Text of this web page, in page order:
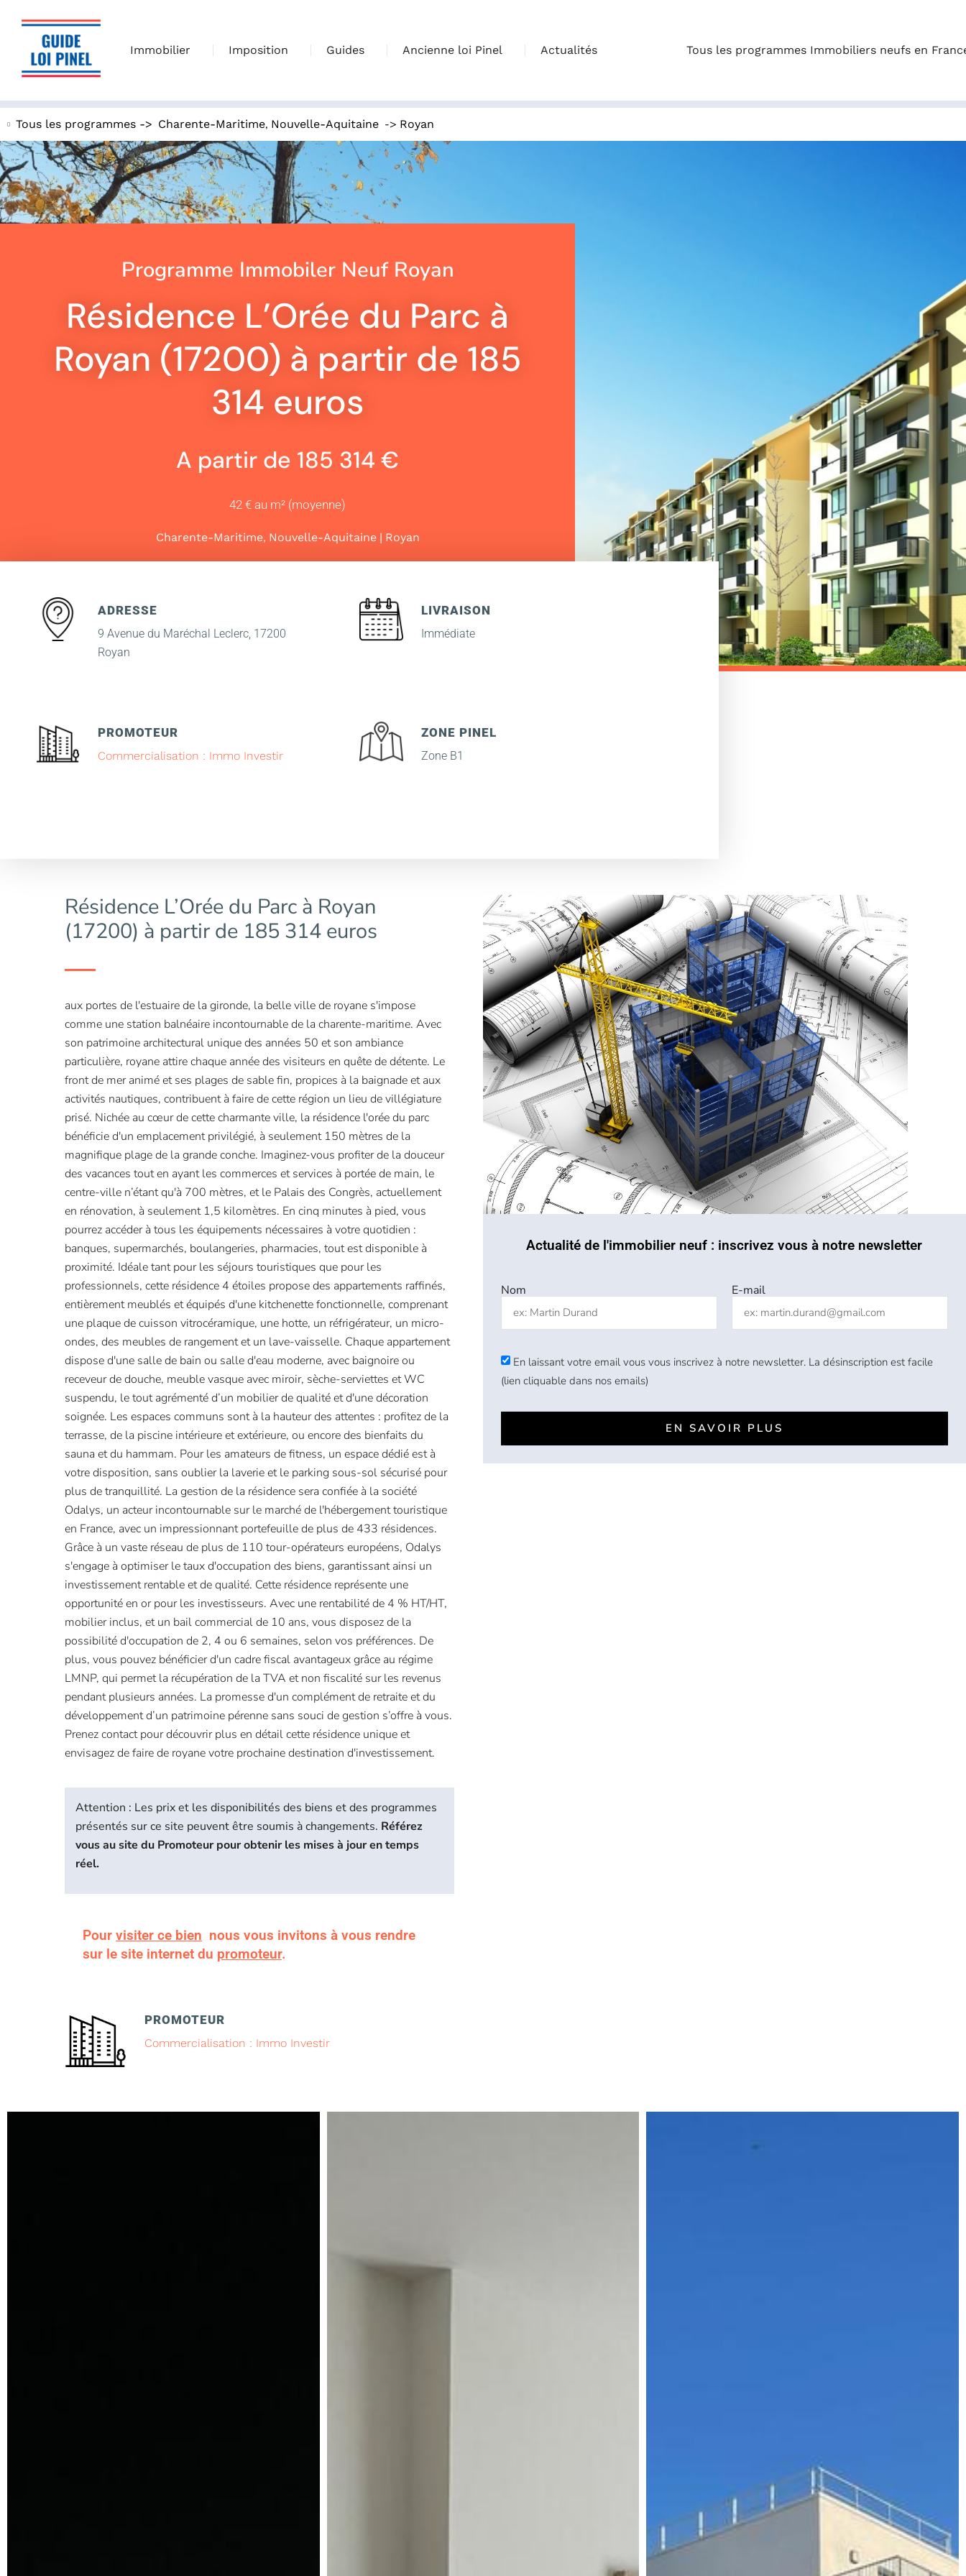
Immobilier Imposition Guides Ancienne loi Pinel Actualités Tous les programmes Immobiliers neufs en
Tous les programmes -> Charente-Maritime, Nouvelle-Aquitaine -> Royan
Programme Immobiler Neuf Royan
Résidence L’Orée du Parc à
Royan (17200) à partir de 185
314 euros
A partir de 185 314 €
42 € au m² (moyenne)
Charente-Maritime, Nouvelle-Aquitaine| Royan
ADRESSE
9 Avenue du Maréchal Leclerc, 17200
Royan
LIVRAISON
Immédiate
PROMOTEUR
Commercialisation : Immo Investir
ZONE PINEL
Zone B1
Résidence L’Orée du Parc à Royan
(17200) à partir de 185 314 euros
aux portes de l'estuaire de la gironde, la belle ville de royane s'impose
comme une station balnéaire incontournable de la charente-maritime. Avec
son patrimoine architectural unique des années 50 et son ambiance
particulière, royane attire chaque année des visiteurs en quête de détente. Le
front de mer animé et ses plages de sable fin, propices à la baignade et aux
activités nautiques, contribuent à faire de cette région un lieu de villégiature
prisé. Nichée au cœur de cette charmante ville, la résidence l'orée du parc
bénéficie d'un emplacement privilégié, à seulement 150 mètres de la
magnifique plage de la grande conche. Imaginez-vous profiter de la douceur
des vacances tout en ayant les commerces et services à portée de main, le
centre-ville n’étant qu'à 700 mètres, et le Palais des Congrès, actuellement
en rénovation, à seulement 1,5 kilomètres. En cinq minutes à pied, vous
pourrez accéder à tous les équipements nécessaires à votre quotidien :
banques, supermarchés, boulangeries, pharmacies, tout est disponible à
proximité. Idéale tant pour les séjours touristiques que pour les
professionnels, cette résidence 4 étoiles propose des appartements raffinés,
entièrement meublés et équipés d'une kitchenette fonctionnelle, comprenant
une plaque de cuisson vitrocéramique, une hotte, un réfrigérateur, un micro-
ondes, des meubles de rangement et un lave-vaisselle. Chaque appartement
dispose d'une salle de bain ou salle d'eau moderne, avec baignoire ou
receveur de douche, meuble vasque avec miroir, sèche-serviettes et WC
suspendu, le tout agrémenté d’un mobilier de qualité et d'une décoration
soignée. Les espaces communs sont à la hauteur des attentes : profitez de la
terrasse, de la piscine intérieure et extérieure, ou encore des bienfaits du
sauna et du hammam. Pour les amateurs de fitness, un espace dédié est à
votre disposition, sans oublier la laverie et le parking sous-sol sécurisé pour
plus de tranquillité. La gestion de la résidence sera confiée à la société
Odalys, un acteur incontournable sur le marché de l'hébergement touristique
en France, avec un impressionnant portefeuille de plus de 433 résidences.
Grâce à un vaste réseau de plus de 110 tour-opérateurs européens, Odalys
s'engage à optimiser le taux d'occupation des biens, garantissant ainsi un
investissement rentable et de qualité. Cette résidence représente une
opportunité en or pour les investisseurs. Avec une rentabilité de 4 % HT/HT,
mobilier inclus, et un bail commercial de 10 ans, vous disposez de la
possibilité d'occupation de 2, 4 ou 6 semaines, selon vos préférences. De
plus, vous pouvez bénéficier d'un cadre fiscal avantageux grâce au régime
LMNP, qui permet la récupération de la TVA et non fiscalité sur les revenus
pendant plusieurs années. La promesse d'un complément de retraite et du
développement d’un patrimoine pérenne sans souci de gestion s’offre à vous.
Prenez contact pour découvrir plus en détail cette résidence unique et
envisagez de faire de royane votre prochaine destination d'investissement.
Attention : Les prix et les disponibilités des biens et des programmes
présentés sur ce site peuvent être soumis à changements. Référez
vous au site du Promoteur pour obtenir les mises à jour en temps
réel.
Pour visiter ce bien nous vous invitons à vous rendre
sur le site internet du promoteur.
PROMOTEUR
Commercialisation : Immo Investir
Actualité de l'immobilier neuf : inscrivez vous à notre newsletter
Nom E-mail
En laissant votre email vous vous inscrivez à notre newsletter. La désinscription est facile
(lien cliquable dans nos emails)
EN SAVOIR PLUS